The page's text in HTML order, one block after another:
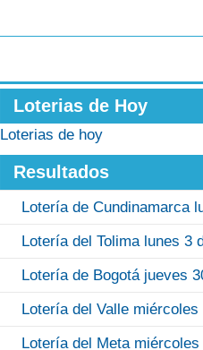
Loterias de Hoy
Loterias de hoy
Resultados
Lotería de Cundinamarca
Lotería del Tolima lunes 3
Lotería de Bogotá jueves
Lotería del Valle
Lotería del Meta